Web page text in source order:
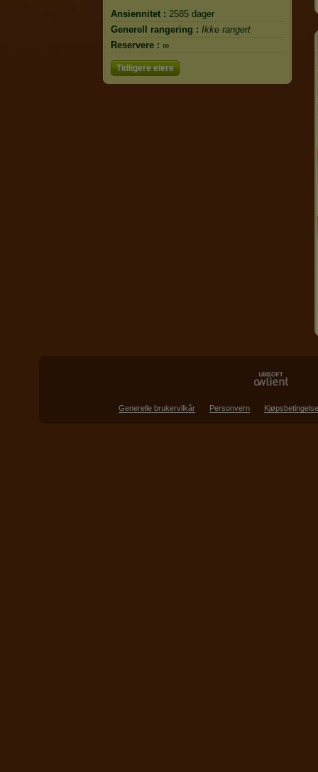
Ansiennitet : 2585 dager
Generell rangering : Ikke rangert
Reservere : ∞
Tidligere eiere
Generelle brukervilkår Personvern